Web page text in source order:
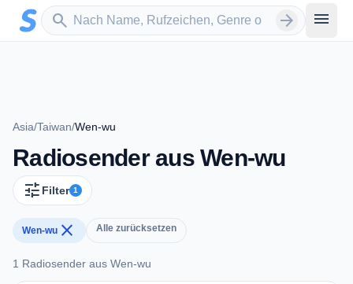
Zum Hauptinhalt springen
search
Sender suchen arrow_forward menu
Asia/Taiwan/Wen-wu
Radiosender aus Wen-wu
tune Filter 1
Wen-wu close Alle zurücksetzen
1 Radiosender aus Wen-wu